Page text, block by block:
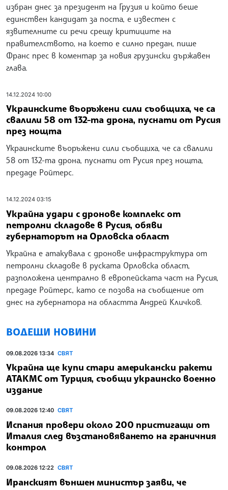
избран днес за президент на Грузия и който беше
единствен кандидат за поста, е известен с
язвителните си речи срещу критиците на
правителството, на което е силно предан, пише
Франс прес в коментар за новия грузински държавен
глава.
14.12.2024 10:00
Украинските въоръжени сили съобщиха, че са
свалили 58 от 132-та дрона, пуснати от Русия
през нощта
Украинските въоръжени сили съобщиха, че са свалили
58 от 132-та дрона, пуснати от Русия през нощта,
предаде Ройтерс.
14.12.2024 03:15
Украйна удари с дронове комплекс от
петролни складове в Русия, обяви
губернаторът на Орловска област
Украйна е атакувала с дронове инфраструктура от
петролни складове в руската Орловска област,
разположена централно в европейската част на Русия,
предаде Ройтерс, като се позова на съобщение от
днес на губернатора на областта Андрей Кличков.
ВОДЕЩИ НОВИНИ
09.08.2026 13:34 СВЯТ
Украйна ще купи стари американски ракети
АТАКМС от Турция, съобщи украинско военно
издание
09.08.2026 12:40 СВЯТ
Испания провери около 200 пристигащи от
Италия след възстановяването на граничния
контрол
09.08.2026 12:22 СВЯТ
Иранският външен министър заяви, че